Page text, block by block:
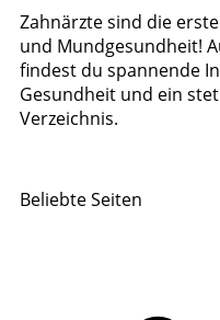
Zahnärzte sind die
und Mundgesundheit!
findest du spannende
Gesundheit und ein
Verzeichnis.
Beliebte Seiten